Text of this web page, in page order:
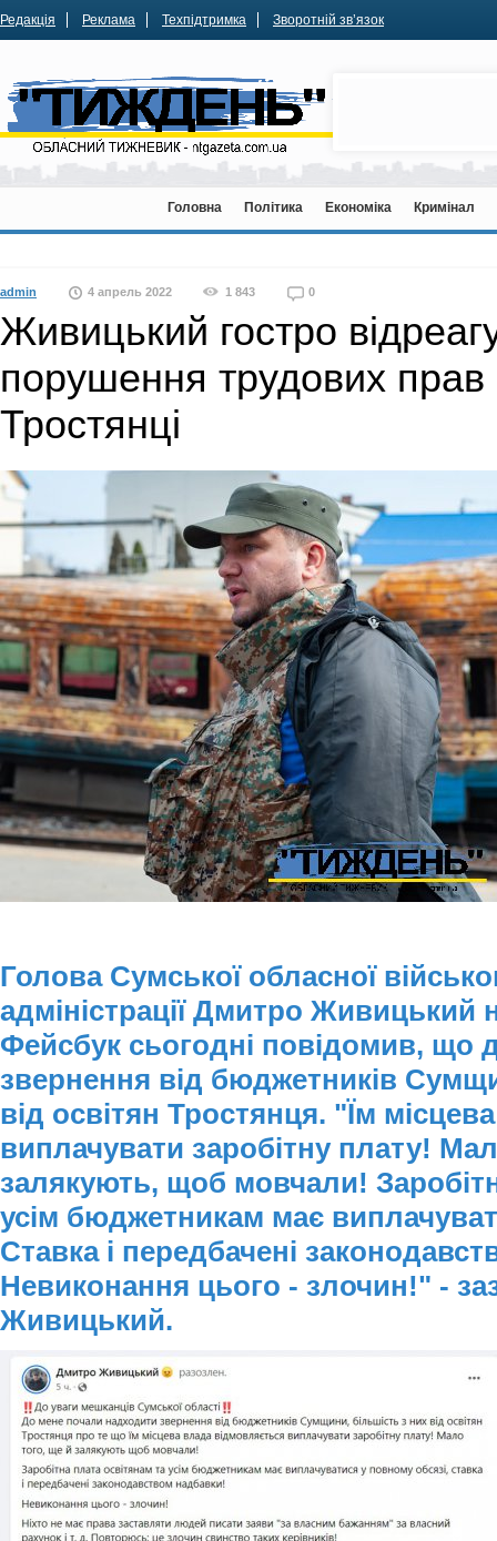
Редакція Реклама Техпідтримка Зворотній зв’язок
Головна Політика Економіка Кримінал
admin 4 апрель 2022 1 843 0
Живицький гостро
порушення трудових прав
Тростянці
Голова Сумської обласної
адміністрації Дмитро Живицький
Фейсбук сьогодні повідомив, що
звернення від бюджетників
від освітян Тростянця. "Їм
виплачувати заробітну плату!
залякують, щоб мовчали!
усім бюджетникам має
Ставка і передбачені
Невиконання цього - злочин!" -
Живицький.